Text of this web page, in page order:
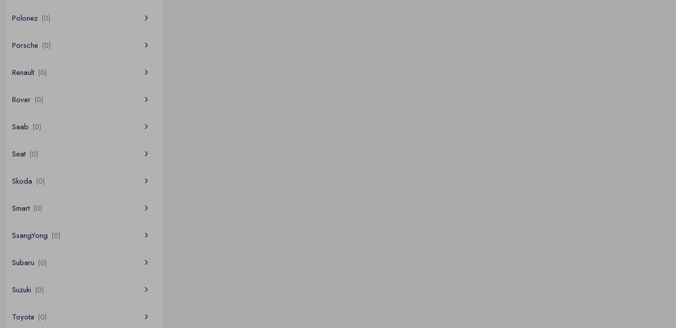
Polonez (0)
Porsche (0)
Renault (0)
Rover (0)
Saab (0)
Seat (0)
Skoda (0)
Smart (0)
SsangYong (0)
Subaru (0)
Suzuki (0)
Toyota (0)